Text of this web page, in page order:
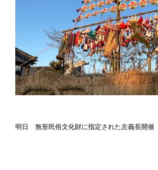
明日 無形民俗文化財に指定された左義長開催